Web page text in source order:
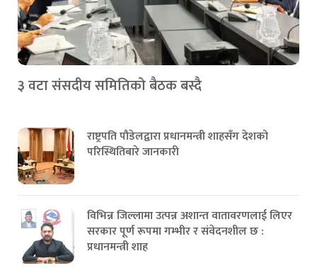
३ वटा संसदीय समितिको बैठक बस्दै
राष्ट्रपति पौडेलद्वारा प्रधानमन्त्री शाहसँग देशको
परिस्थितिबारे जानकारी
विभिन्न जिल्लामा उत्पन्न अशान्त वातावरणलाई लिएर
सरकार पूर्ण रूपमा गम्भीर र संवेदनशील छ :
प्रधानमन्त्री शाह